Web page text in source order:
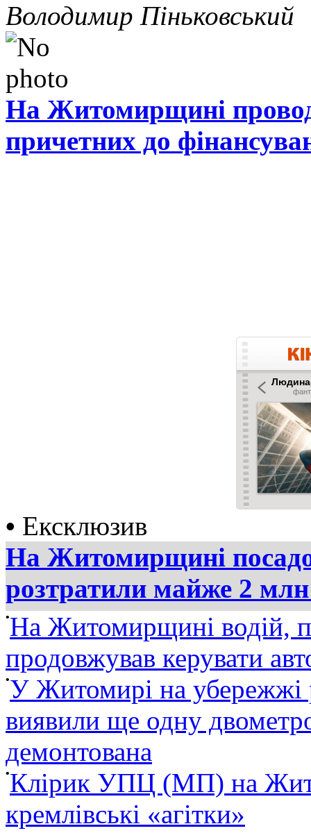
Володимир Піньковський
На Житомирщині
причетних до
• Ексклюзив
На Житомирщині
розтратили майже 2
•На Житомирщині водій,
продовжував керувати
•У Житомирі на убережжі
виявили ще одну
демонтована
•Клірик УПЦ (МП) на
кремлівські «агітки»